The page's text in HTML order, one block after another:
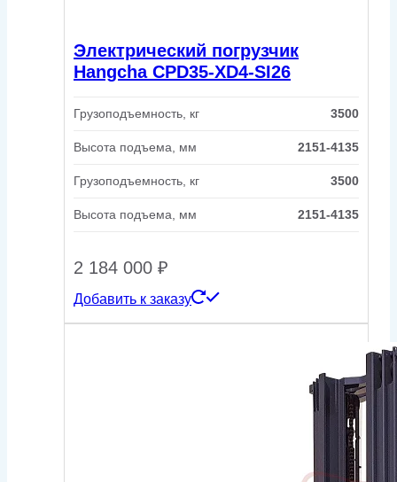
Электрический погрузчик
Hangcha CPD35-XD4-SI26
Грузоподъемность, кг 3500
Высота подъема, мм 2151-4135
Грузоподъемность, кг 3500
Высота подъема, мм 2151-4135
2 184 000 ₽
Добавить к заказу